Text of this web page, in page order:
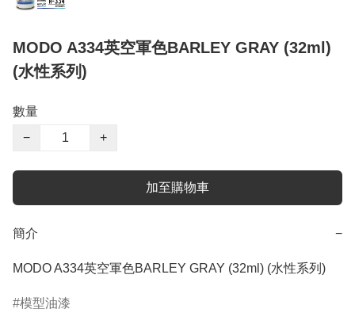
MODO A334英空軍色BARLEY GRAY (32ml)
(水性系列)
數量
−
+
加至購物車
簡介 −
MODO A334英空軍色BARLEY GRAY (32ml) (水性系列)
模型油漆